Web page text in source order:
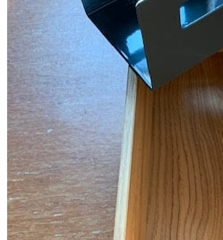
• Позволяет эффективно
ящика на отдельные зоны хранения.
• Легко устанавливается и при
переставляется без
инструментов.
• Удобные боковые ручки
использование и перемещение
• Изготовлен из прочной стали,
эксплуатации.
• Порошковое покрытие защищает
привлекательный внешний вид